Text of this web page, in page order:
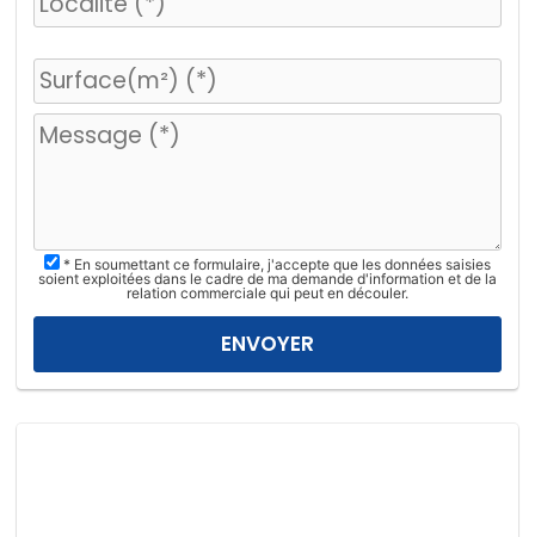
u
z
s
* En soumettant ce formulaire, j'accepte que les données saisies
soient exploitées dans le cadre de ma demande d'information et de la
relation commerciale qui peut en découler.